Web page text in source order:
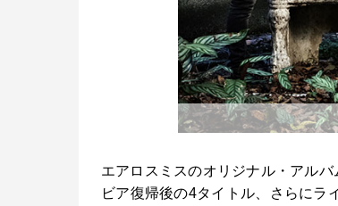
エアロスミスのオリジナル・アル
ビア復帰後の4タイトル、さらにラ